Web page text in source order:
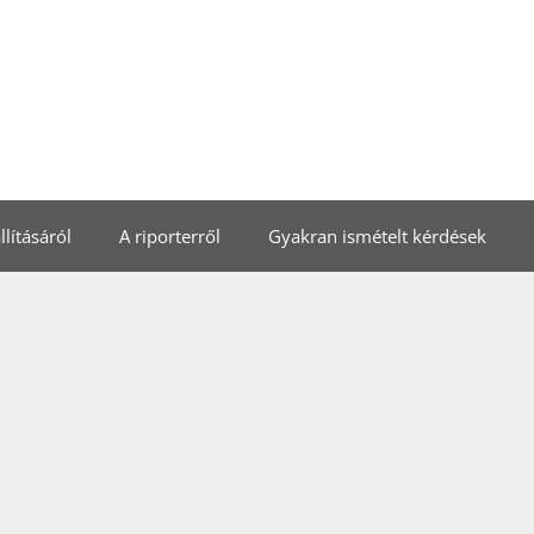
A riporterről Gyakran ismételt kérdések